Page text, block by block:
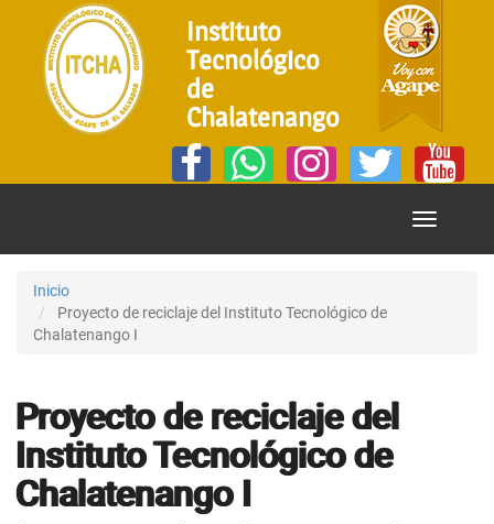
Instituto
Tecnológico
de
Chalatenango
Mostrar
Inicio
Proyecto de reciclaje del Instituto Tecnológico de
Chalatenango I
Proyecto de reciclaje del
Instituto Tecnológico de
Chalatenango I